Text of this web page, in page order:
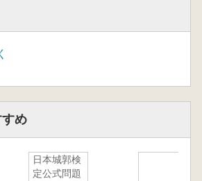
め
日本城郭検
定公式問題